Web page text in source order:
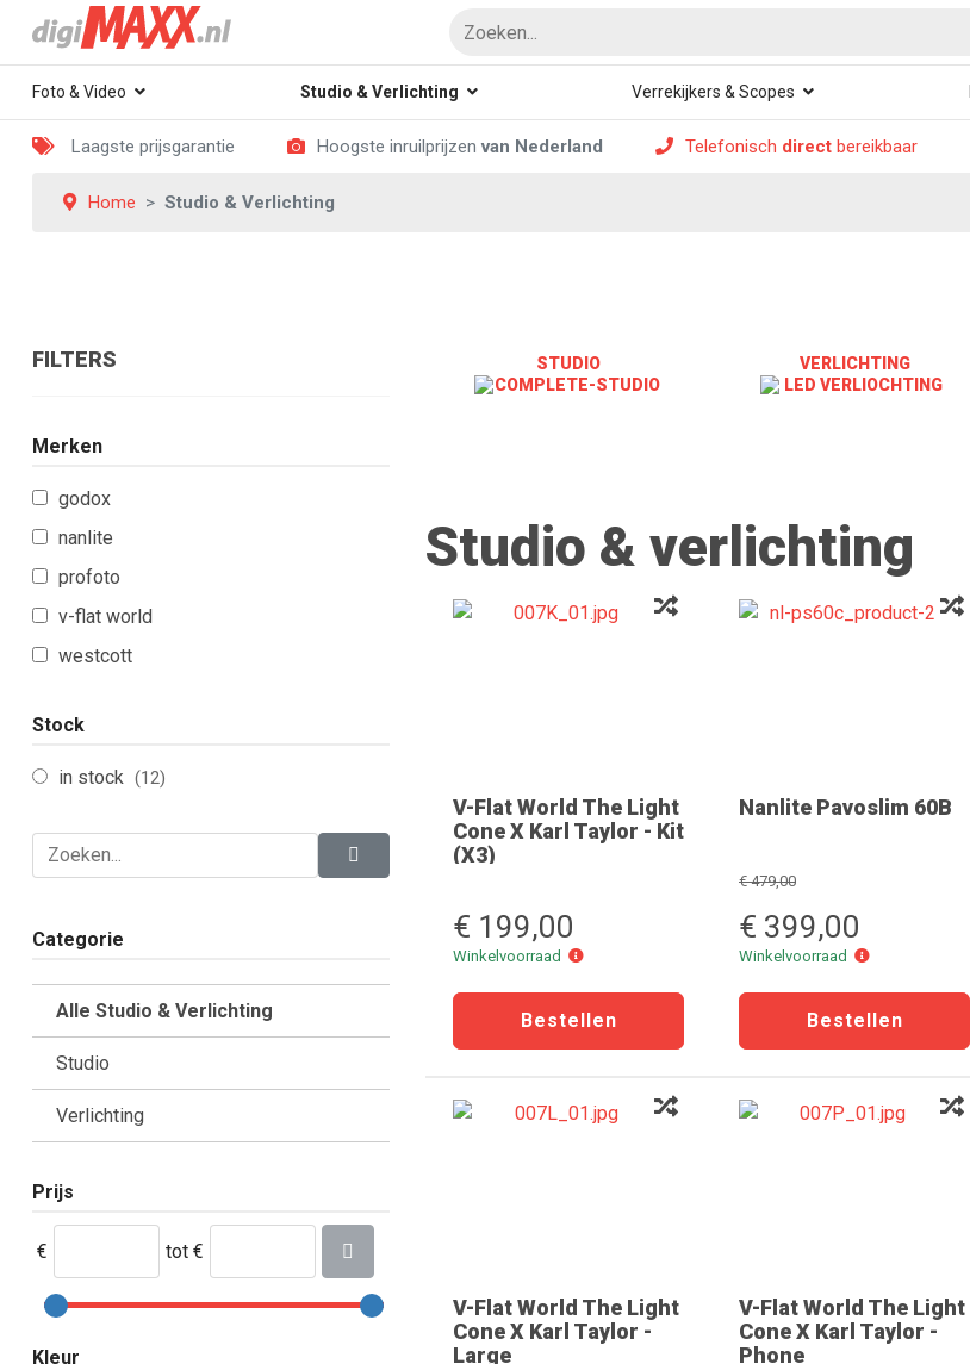
Foto & Video Studio & Verlichting Verrekijkers & Scopes
Laagste prijsgarantie Hoogste inruilprijzenvan Nederland Telefonisch direct bereikbaar
Home Studio & Verlichting
FILTERS
Merken
godox
nanlite
profoto
v-flat world
westcott
Stock
in stock (12)
Categorie
Alle Studio & Verlichting
Studio
Verlichting
Prijs
€ tot €
Kleur
STUDIO VERLICHTING
Studio & verlichting
V-Flat World The Light
Cone X Karl Taylor - Kit
(X3)
€ 199,00
Winkelvoorraad Winkelvoorraad
Nanlite Pavoslim 60B
€ 479,00
€ 399,00
Winkelvoorraad Winkelvoorraad
V-Flat World The Light
Cone X Karl Taylor -
Large
V-Flat World The Light
Cone X Karl Taylor -
Phone